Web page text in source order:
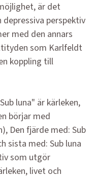
är det
perspektiv
med den annars
som Karlfeldt
koppling till
luna" är kärleken,
börjar med
Den fjärde med: Sub
sista med: Sub luna
som utgör
livet och